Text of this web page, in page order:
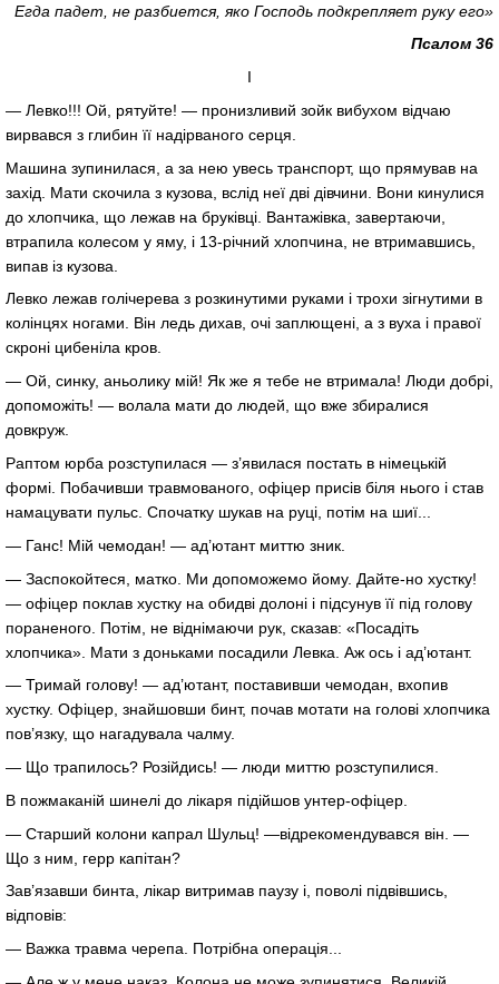
Егда падет, не разбиется, яко Господь подкрепляет руку его»
Псалом 36
І
— Левко!!! Ой, рятуйте! — пронизливий зойк вибухом відчаю
вирвався з глибин її надірваного серця.
Машина зупинилася, а за нею увесь транспорт, що прямував на
захід. Мати скочила з кузова, вслід неї дві дівчини. Вони кинулися
до хлопчика, що лежав на бруківці. Вантажівка, завертаючи,
втрапила колесом у яму, і 13-річний хлопчина, не втримавшись,
випав із кузова.
Левко лежав голічерева з розкинутими руками і трохи зігнутими в
колінцях ногами. Він ледь дихав, очі заплющені, а з вуха і правої
скроні цибеніла кров.
— Ой, синку, аньолику мій! Як же я тебе не втримала! Люди добрі,
допоможіть! — волала мати до людей, що вже збиралися
довкруж.
Раптом юрба розступилася — з’явилася постать в німецькій
формі. Побачивши травмованого, офіцер присів біля нього і став
намацувати пульс. Спочатку шукав на руці, потім на шиї...
— Ганс! Мій чемодан! — ад’ютант миттю зник.
— Заспокойтеся, матко. Ми допоможемо йому. Дайте-но хустку!
— офіцер поклав хустку на обидві долоні і підсунув її під голову
пораненого. Потім, не віднімаючи рук, сказав: «Посадіть
хлопчика». Мати з доньками посадили Левка. Аж ось і ад’ютант.
— Тримай голову! — ад’ютант, поставивши чемодан, вхопив
хустку. Офіцер, знайшовши бинт, почав мотати на голові хлопчика
пов’язку, що нагадувала чалму.
— Що трапилось? Розійдись! — люди миттю розступилися.
В пожмаканій шинелі до лікаря підійшов унтер-офіцер.
— Старший колони капрал Шульц! —відрекомендувався він. —
Що з ним, герр капітан?
Зав’язавши бинта, лікар витримав паузу і, поволі підвівшись,
відповів:
— Важка травма черепа. Потрібна операція...